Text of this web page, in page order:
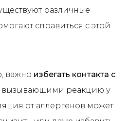
различные
справиться с этой
важно избегать контакта с
вызывающими реакцию у
от аллергенов может